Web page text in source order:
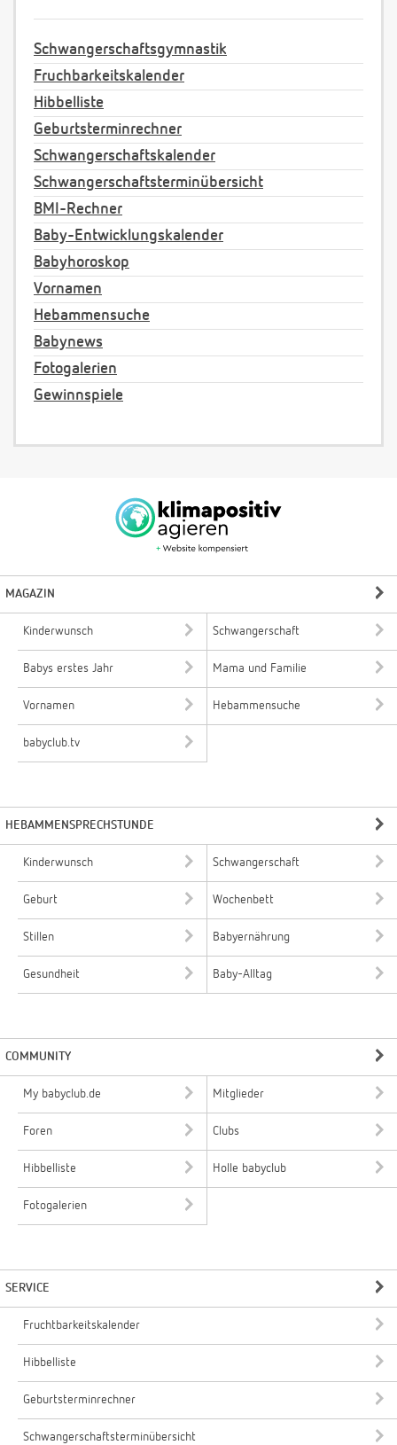
Schwangerschaftsgymnastik
Fruchbarkeitskalender
Hibbelliste
Geburtsterminrechner
Schwangerschaftskalender
Schwangerschaftsterminübersicht
BMI-Rechner
Baby-Entwicklungskalender
Babyhoroskop
Vornamen
Hebammensuche
Babynews
Fotogalerien
Gewinnspiele
MAGAZIN
Kinderwunsch Schwangerschaft
Babys erstes Jahr Mama und Familie
Vornamen Hebammensuche
babyclub.tv
HEBAMMENSPRECHSTUNDE
Kinderwunsch Schwangerschaft
Geburt Wochenbett
Stillen Babyernährung
Gesundheit Baby-Alltag
COMMUNITY
My babyclub.de Mitglieder
Foren Clubs
Hibbelliste Holle babyclub
Fotogalerien
SERVICE
Fruchtbarkeitskalender
Hibbelliste
Geburtsterminrechner
Schwangerschaftsterminübersicht